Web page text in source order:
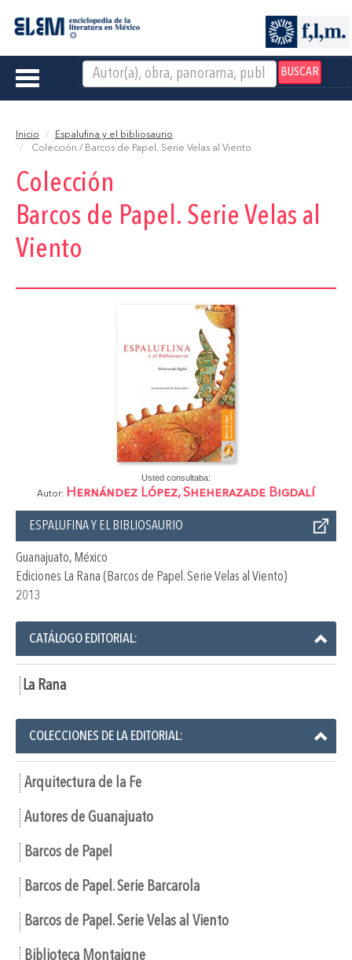
BUSCAR
Toggle
Inicio
Espalufina y el bibliosaurio
Colección / Barcos de Papel. Serie Velas al Viento
Colección
Barcos de Papel. Serie Velas al
Viento
Usted consultaba:
Autor: Hernández López, Sheherazade Bigdalí
ESPALUFINA Y EL BIBLIOSAURIO
Guanajuato, México
Ediciones La Rana (Barcos de Papel. Serie Velas al Viento)
2013
CATÁLOGO EDITORIAL:
La Rana
COLECCIONES DE LA EDITORIAL:
Arquitectura de la Fe
Autores de Guanajuato
Barcos de Papel
Barcos de Papel. Serie Barcarola
Barcos de Papel. Serie Velas al Viento
Biblioteca Montaigne